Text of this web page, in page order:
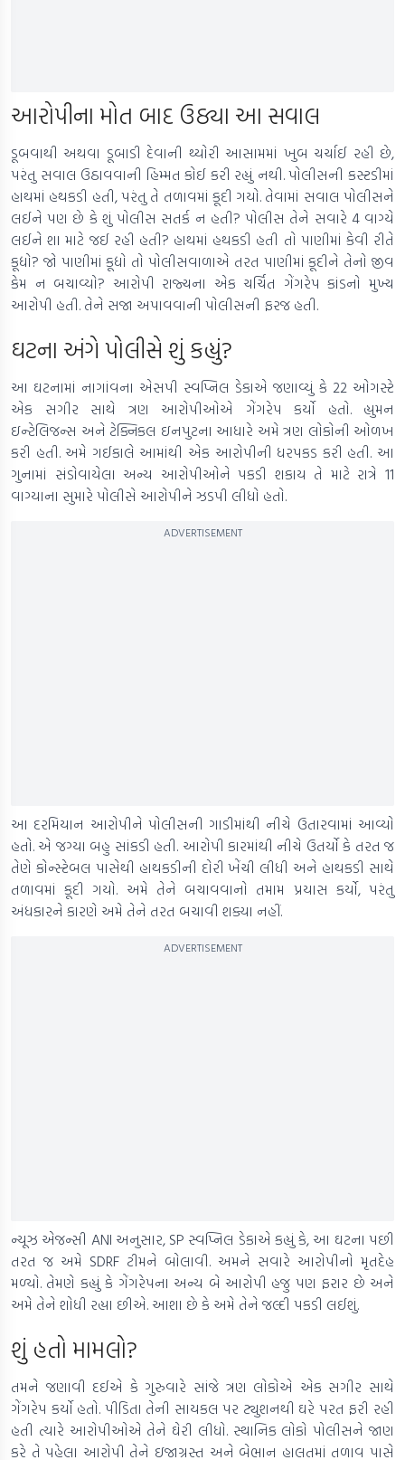
આરોપીના મોત બાદ ઉઠ્યા આ સવાલ
ડૂબવાથી અથવા ડૂબાડી દેવાની થ્યોરી આસામમાં ખુબ ચર્ચાઈ રહી છે,
પરંતુ સવાલ ઉઠાવવાની હિમ્મત કોઈ કરી રહ્યું નથી. પોલીસની કસ્ટડીમાં
હાથમાં હથકડી હતી, પરંતુ તે તળાવમાં કૂદી ગયો. તેવામાં સવાલ પોલીસને
લઈને પણ છે કે શું પોલીસ સતર્ક ન હતી? પોલીસ તેને સવારે 4 વાગ્યે
લઈને શા માટે જઈ રહી હતી? હાથમાં હથકડી હતી તો પાણીમાં કેવી રીતે
કૂદ્યો? જો પાણીમાં કૂદ્યો તો પોલીસવાળાએ તરત પાણીમાં કૂદીને તેનો જીવ
કેમ ન બચાવ્યો? આરોપી રાજ્યના એક ચર્ચિત ગેંગરેપ કાંડનો મુખ્ય
આરોપી હતી. તેને સજા અપાવવાની પોલીસની ફરજ હતી.
ઘટના અંગે પોલીસે શું કહ્યું?
આ ઘટનામાં નાગાંવના એસપી સ્વપ્નિલ ડેકાએ જણાવ્યું કે 22 ઓગસ્ટે
એક સગીર સાથે ત્રણ આરોપીઓએ ગેંગરેપ કર્યો હતો. હ્યુમન
ઇન્ટેલિજન્સ અને ટેક્નિકલ ઇનપુટના આધારે અમે ત્રણ લોકોની ઓળખ
કરી હતી. અમે ગઈકાલે આમાંથી એક આરોપીની ધરપકડ કરી હતી. આ
ગુનામાં સંડોવાયેલા અન્ય આરોપીઓને પકડી શકાય તે માટે રાત્રે 11
વાગ્યાના સુમારે પોલીસે આરોપીને ઝડપી લીધો હતો.
ADVERTISEMENT
આ દરમિયાન આરોપીને પોલીસની ગાડીમાંથી નીચે ઉતારવામાં આવ્યો
હતો. એ જગ્યા બહુ સાંકડી હતી. આરોપી કારમાંથી નીચે ઉતર્યો કે તરત જ
તેણે કોન્સ્ટેબલ પાસેથી હાથકડીની દોરી ખેંચી લીધી અને હાથકડી સાથે
તળાવમાં કૂદી ગયો. અમે તેને બચાવવાનો તમામ પ્રયાસ કર્યો, પરંતુ
અંધકારને કારણે અમે તેને તરત બચાવી શક્યા નહીં.
ADVERTISEMENT
ન્યૂઝ એજન્સી ANI અનુસાર, SP સ્વપ્નિલ ડેકાએ કહ્યું કે, આ ઘટના પછી
તરત જ અમે SDRF ટીમને બોલાવી. અમને સવારે આરોપીનો મૃતદેહ
મળ્યો. તેમણે કહ્યું કે ગેંગરેપના અન્ય બે આરોપી હજુ પણ ફરાર છે અને
અમે તેને શોધી રહ્યા છીએ. આશા છે કે અમે તેને જલ્દી પકડી લઈશું.
શું હતો મામલો?
તમને જણાવી દઈએ કે ગુરુવારે સાંજે ત્રણ લોકોએ એક સગીર સાથે
ગેંગરેપ કર્યો હતો. પીડિતા તેની સાયકલ પર ટ્યુશનથી ઘરે પરત ફરી રહી
હતી ત્યારે આરોપીઓએ તેને ઘેરી લીધો. સ્થાનિક લોકો પોલીસને જાણ
કરે તે પહેલા આરોપી તેને ઇજાગ્રસ્ત અને બેભાન હાલતમાં તળાવ પાસે